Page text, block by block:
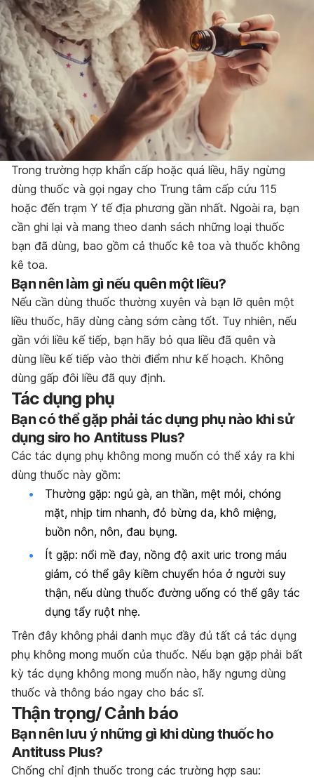
Trong trường hợp khẩn cấp hoặc quá liều, hãy ngừng
dùng thuốc và gọi ngay cho Trung tâm cấp cứu 115
hoặc đến trạm Y tế địa phương gần nhất. Ngoài ra, bạn
cần ghi lại và mang theo danh sách những loại thuốc
bạn đã dùng, bao gồm cả thuốc kê toa và thuốc không
kê toa.
Bạn nên làm gì nếu quên một liều?
Nếu cần dùng thuốc thường xuyên và bạn lỡ quên một
liều thuốc, hãy dùng càng sớm càng tốt. Tuy nhiên, nếu
gần với liều kế tiếp, bạn hãy bỏ qua liều đã quên và
dùng liều kế tiếp vào thời điểm như kế hoạch. Không
dùng gấp đôi liều đã quy định.
Tác dụng phụ
Bạn có thể gặp phải tác dụng phụ nào khi sử
dụng siro ho Antituss Plus?
Các tác dụng phụ không mong muốn có thể xảy ra khi
dùng thuốc này gồm:
Thường gặp: ngủ gà, an thần, mệt mỏi, chóng
mặt, nhịp tim nhanh, đỏ bừng da, khô miệng,
buồn nôn, nôn, đau bụng.
Ít gặp: nổi mề đay, nồng độ axit uric trong máu
giảm, có thể gây kiềm chuyển hóa ở người suy
thận, nếu dùng thuốc đường uống có thể gây tác
dụng tẩy ruột nhẹ.
Trên đây không phải danh mục đầy đủ tất cả tác dụng
phụ không mong muốn của thuốc. Nếu bạn gặp phải bất
kỳ tác dụng không mong muốn nào, hãy ngưng dùng
thuốc và thông báo ngay cho bác sĩ.
Thận trọng/ Cảnh báo
Bạn nên lưu ý những gì khi dùng thuốc ho
Antituss Plus?
Chống chỉ định thuốc trong các trường hợp sau: